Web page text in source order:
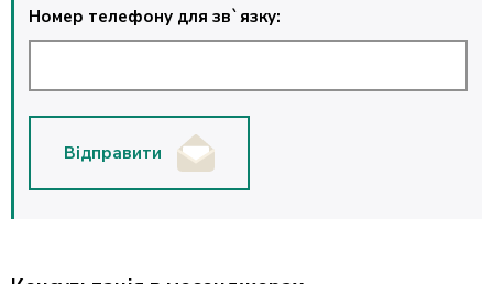
Номер телефону для зв`язку:
Відправити